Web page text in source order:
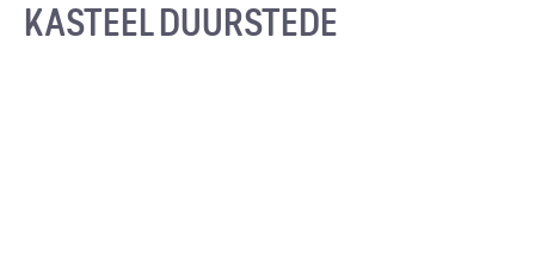
KASTEEL DUURSTEDE